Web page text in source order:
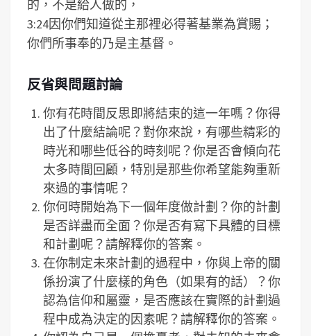
的，不是給人做的，
3:24因你們知道從主那裡必得著基業為賞賜；
你們所事奉的乃是主基督。
反省與問題討論
你有花時間反思即將結束的這一年嗎？你得
出了什麼結論呢？對你來說，有哪些精彩的
時光和哪些低谷的時刻呢？你是否會傾向花
太多時間回顧，特別是那些你希望能夠重新
來過的事情呢？
你何時開始為下一個年度做計劃？你的計劃
是否詳盡而全面？你是否有寫下具體的目標
和計劃呢？請解釋你的答案。
在你制定未來計劃的過程中，你與上帝的關
係扮演了什麼樣的角色（如果有的話）？你
認為信仰和屬靈，是否應該在實際的計劃過
程中成為決定的因素呢？請解釋你的答案。